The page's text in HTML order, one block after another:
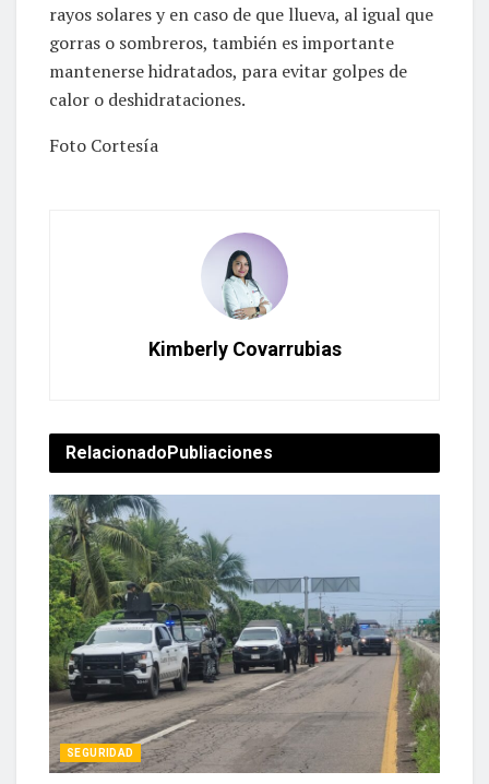
rayos solares y en caso de que llueva, al igual que
gorras o sombreros, también es importante
mantenerse hidratados, para evitar golpes de
calor o deshidrataciones.
Foto Cortesía
Kimberly Covarrubias
RelacionadoPubliaciones
SEGURIDAD